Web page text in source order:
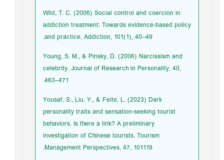
Wild, T. C. (2006) Social control and coercion in
addiction treatment: Towards evidence-based policy
and practice. Addiction, 101(1), 40–49.
Young, S. M., & Pinsky, D. (2006) Narcissism and
celebrity. Journal of Research in Personality, 40,
463–471.
Yousaf, S., Liu, Y., & Feite, L. (2023) Dark
personality traits and sensation-seeking tourist
behaviors. Is there a link? A preliminary
investigation of Chinese tourists. Tourism
Management Perspectives, 47, 101119.